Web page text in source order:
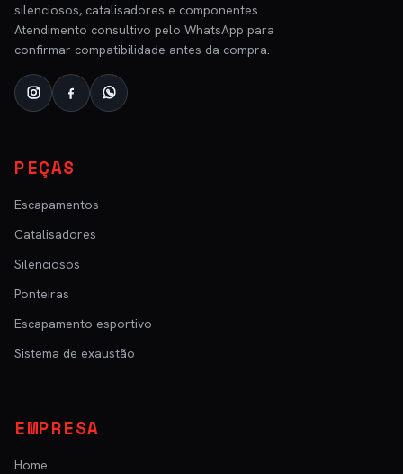
silenciosos, catalisadores e componentes.
Atendimento consultivo pelo WhatsApp para
confirmar compatibilidade antes da compra.
PEÇAS
Escapamentos
Catalisadores
Silenciosos
Ponteiras
Escapamento esportivo
Sistema de exaustão
EMPRESA
Home